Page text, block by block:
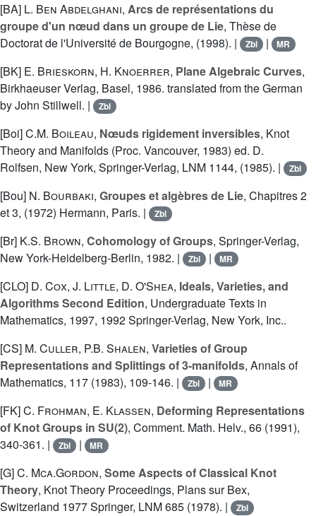
[BA] L. Ben Abdelghani, Arcs de représentations du
groupe d'un nœud dans un groupe de Lie, Thèse de
Doctorat de l'Université de Bourgogne, (1998). |
Zbl | MR
[BK] E. Brieskorn, H. Knoerrer, Plane Algebraic Curves,
Birkhaeuser Verlag, Basel, 1986. translated from the German
by John Stillwell. |
Zbl
[Boi]C.M. Boileau, Nœuds rigidement inversibles, Knot
Theory and Manifolds (Proc. Vancouver, 1983) ed. D.
Rolfsen, New York, Springer-Verlag, LNM 1144, (1985). |
Zbl
[Bou] N. Bourbaki, Groupes et algèbres de Lie, Chapitres 2
et 3, (1972) Hermann, Paris. |
Zbl
[Br] K.S. Brown, Cohomology of Groups, Springer-Verlag,
New York-Heidelberg-Berlin, 1982. |
Zbl | MR
[CLO] D. Cox, J. Little, D. O'Shea, Ideals, Varieties, and
Algorithms Second Edition, Undergraduate Texts in
Mathematics, 1997, 1992 Springer-Verlag, New York, Inc..
[CS] M. Culler, P.B. Shalen, Varieties of Group
Representations and Splittings of 3-manifolds, Annals of
Mathematics, 117 (1983), 109-146. |
Zbl | MR
[FK]C. Frohman, E. Klassen, Deforming Representations
of Knot Groups in SU(2), Comment. Math. Helv., 66 (1991),
340-361. |
Zbl | MR
[G]C. Mca.Gordon, Some Aspects of Classical Knot
Theory, Knot Theory Proceedings, Plans sur Bex,
Switzerland 1977 Springer, LNM 685 (1978). |
Zbl